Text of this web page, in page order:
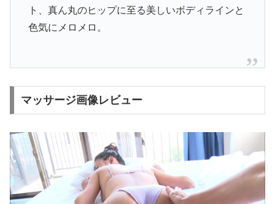
ト、真ん丸のヒップに至る美しいボディラインと
色気にメロメロ。
マッサージ画像レビュー